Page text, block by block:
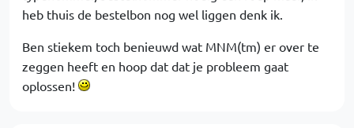
heb thuis de bestelbon nog wel liggen denk ik.
Ben stiekem toch benieuwd wat MNM(tm) er over te
zeggen heeft en hoop dat dat je probleem gaat
oplossen!